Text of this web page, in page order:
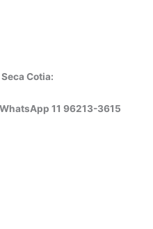
Cotia:
WhatsApp11 96213-3615